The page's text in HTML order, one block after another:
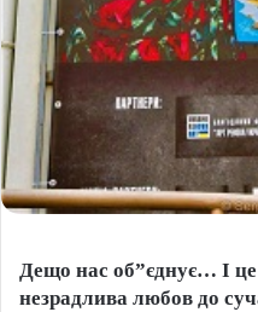
Дещо нас об”єднує… І
незрадлива любов до